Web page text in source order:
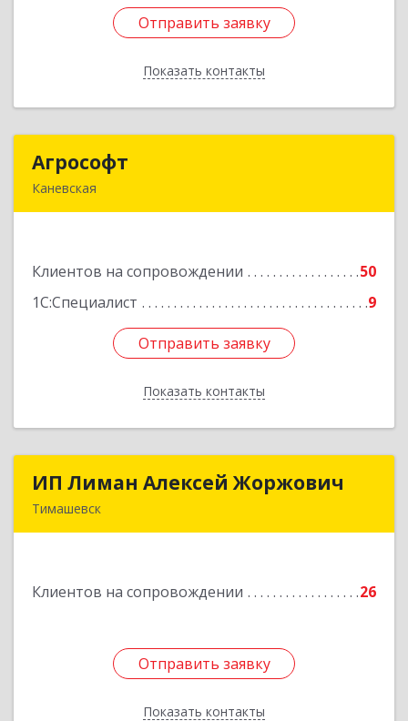
Отправить заявку
Показать контакты
Отправить заявку
Назад
Агрософт
Каневская
Клиентов на сопровождении
50
1С:Специалист
9
Отправить заявку
Показать контакты
Подробнее
Отправить заявку
Назад
ИП Лиман Алексей Жоржович
Тимашевск
Клиентов на сопровождении 26
Отправить заявку
Показать контакты
ИП Лиман Алексей Жоржович
Подробнее
Отправить заявку
Назад